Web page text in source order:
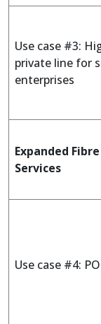
Use case #3:
private line for
enterprises
Expanded
Services
Use case #4: